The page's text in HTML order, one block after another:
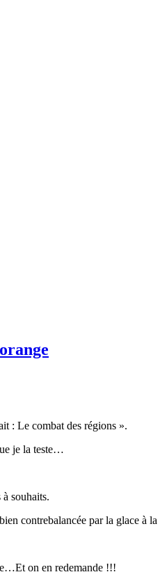
: Le combat des régions ».
je la teste…
souhaits.
contrebalancée par la glace à
on en redemande !!!